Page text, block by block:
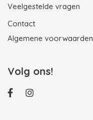
Veelgestelde vragen
Contact
Algemene voorwaarden
Volg ons!